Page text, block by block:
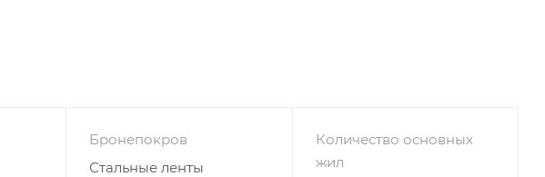
Бронепокров
Стальные ленты
Количество основных
жил